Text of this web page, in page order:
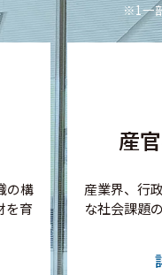
の構
を育
産
産業界、行
な社会課題
※1一